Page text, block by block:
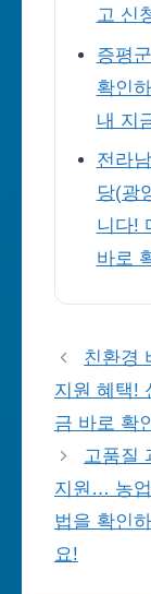
고 신
증평
확인
내 지
전라
당(광
니다!
바로
친환경
지원 혜택!
금 바로 확
고품질
지원… 농
법을 확인
요!